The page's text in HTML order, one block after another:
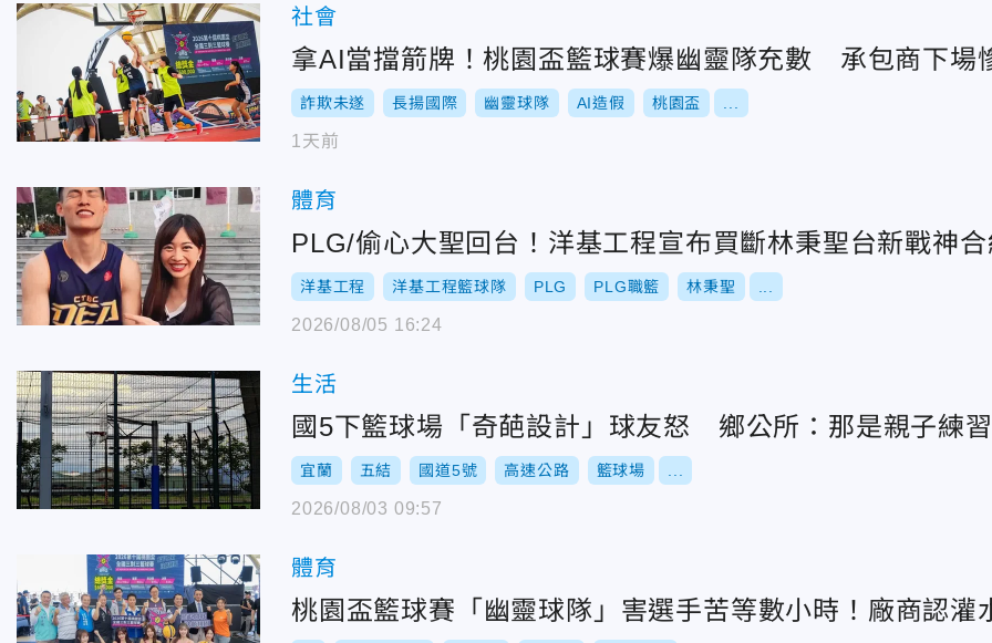
社會
拿AI當擋箭牌！桃園盃籃球賽爆幽靈隊充數 承包商下場
詐欺未遂 長揚國際 幽靈球隊 AI造假 桃園盃
1天前
體育
PLG/偷心大聖回台！洋基工程宣布買斷林秉聖台新戰神
洋基工程 洋基工程籃球隊 PLG PLG職籃 林秉聖
2026/08/05 16:24
生活
國5下籃球場「奇葩設計」球友怒 鄉公所：那是親子練
宜蘭 五結 國道5號 高速公路 籃球場
2026/08/03 09:57
體育
桃園盃籃球賽「幽靈球隊」害選手苦等數小時！廠商認